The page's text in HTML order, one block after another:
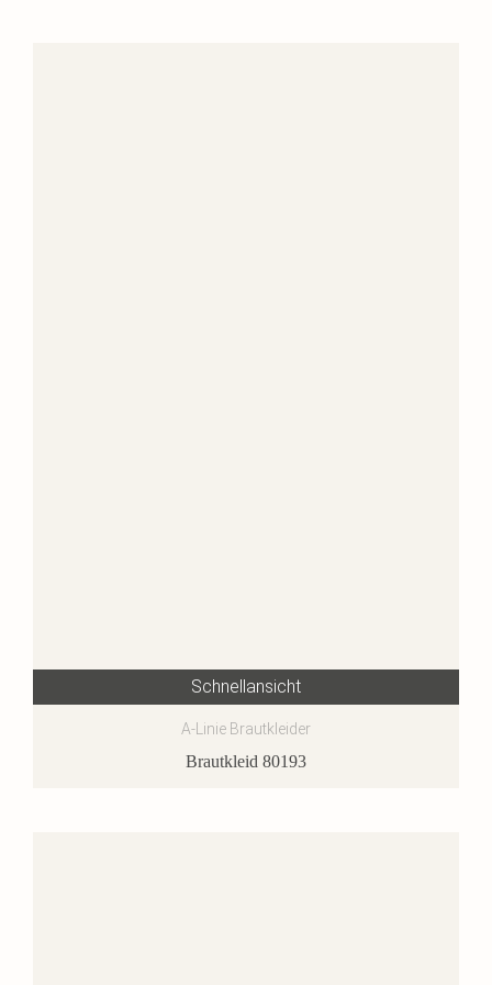
Schnellansicht
A-Linie Brautkleider
Brautkleid 80193